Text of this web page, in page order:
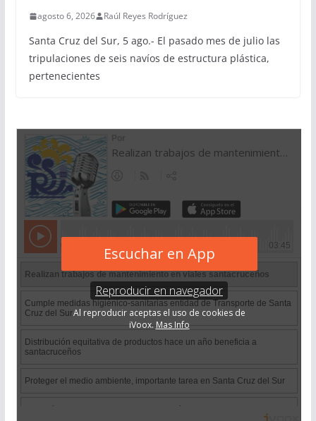
agosto 6, 2026 Raúl Reyes Rodríguez
Santa Cruz del Sur, 5 ago.- El pasado mes de julio las
tripulaciones de seis navíos de estructura plástica,
pertenecientes